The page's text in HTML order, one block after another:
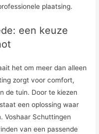
plaatsing.
een keuze
het om meer dan alleen
zorgt voor comfort,
de tuin. Door te kiezen
een oplossing waar
Voshaar Schuttingen
van een passende